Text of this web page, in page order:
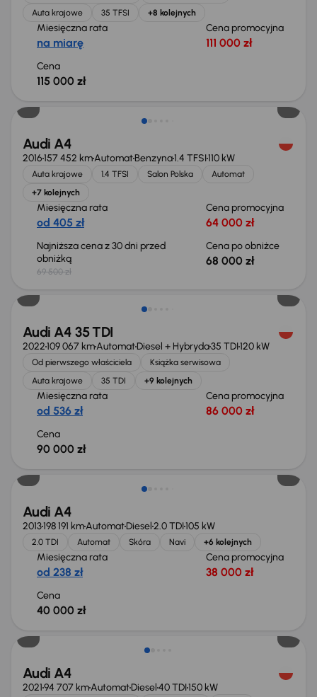
Auta krajowe
35 TFSI +8 kolejnych
Miesięczna rata
na miarę
Cena promocyjna
111 000 zł
Cena
115 000 zł
Taniej o 1 500 zł
Audi A4
2016157 452 kmAutomatBenzyna1.4 TFSI110 kW
Auta krajowe 1.4 TFSI Salon Polska
Automat
+7 kolejnych
Miesięczna rata
od 405 zł
Cena promocyjna
64 000 zł
Najniższa cena z 30 dni przed
obniżką
69 500 zł
Cena po obniżce
68 000 zł
Możliwość odliczenia VAT
Audi A4 35 TDI
2022109 067 kmAutomatDiesel + Hybryda35 TDI120 kW
Od pierwszego właściciela
Książka serwisowa
Auta krajowe
35 TDI +9 kolejnych
Miesięczna rata
od 536 zł
Cena promocyjna
86 000 zł
Cena
90 000 zł
Audi A4
2013198 191 kmAutomatDiesel2.0 TDI105 kW
2.0 TDI Automat Skóra Navi +6 kolejnych
Miesięczna rata
od 238 zł
Cena promocyjna
38 000 zł
Cena
40 000 zł
Audi A4
202194 707 kmAutomatDiesel40 TDI150 kW